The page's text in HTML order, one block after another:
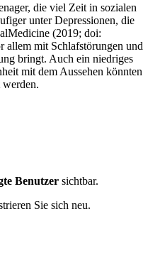
die viel Zeit in sozialen
unter Depressionen, die
(2019; doi:
allem mit Schlafstörungen und
bringt. Auch ein niedriges
mit dem Aussehen könnten
Benutzer sichtbar.
Sie sich neu.